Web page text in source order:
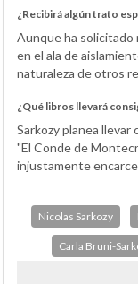
¿Recibirá algún trato
Aunque ha solicitado
en el ala de
naturaleza de otros
¿Qué libros llevará
Sarkozy planea llevar
"El Conde de
injustamente
Nicolas Sarkozy
Carla Bruni-